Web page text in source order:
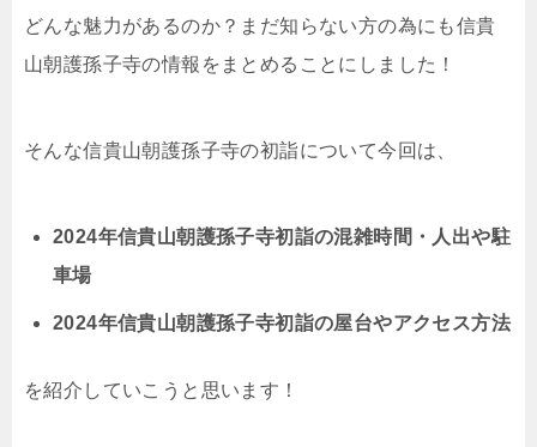
どんな魅力があるのか？まだ知らない方の為にも信貴
山朝護孫子寺の情報をまとめることにしました！
そんな信貴山朝護孫子寺の初詣について今回は、
2024年信貴山朝護孫子寺初詣の混雑時間・人出や駐
車場
2024年信貴山朝護孫子寺初詣の屋台やアクセス方法
を紹介していこうと思います！